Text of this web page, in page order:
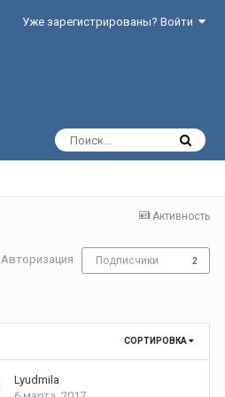
Уже зарегистрированы? Войти
Активность
Авторизация Подписчики 2
СОРТИРОВКА
Lyudmila